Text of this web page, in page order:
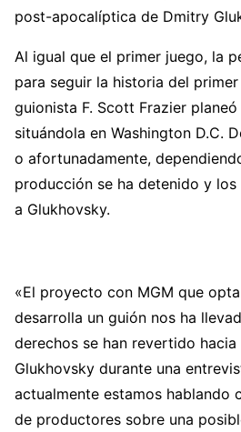
post-apocalíptica de Dmitry
Al igual que el primer juego, la
para seguir la historia del
guionista F. Scott Frazier
situándola en Washington D.C.
o afortunadamente,
producción se ha detenido y
a Glukhovsky.
«El proyecto con MGM que
desarrolla un guión nos ha
derechos se han revertido hacia
Glukhovsky durante una
actualmente estamos hablando
de productores sobre una